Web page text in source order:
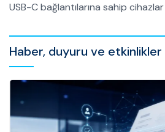
USB-C bağlantılarına sahip
Haber, duyuru ve etkinlikler